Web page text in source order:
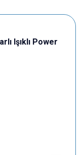
Işıklı Power